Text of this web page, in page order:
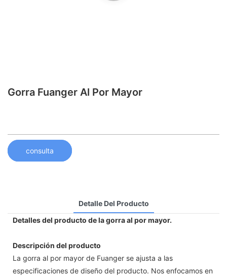
Gorra Fuanger Al Por Mayor
consulta
Detalle Del Producto
Detalles del producto de la gorra al por mayor.
Descripción del producto
La gorra al por mayor de Fuanger se ajusta a las
especificaciones de diseño del producto. Nos enfocamos en